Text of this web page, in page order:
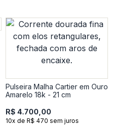
Pulseira Malha Cartier em Ouro
Amarelo 18k - 21 cm
R$ 4.700,00
10x de R$ 470 sem juros